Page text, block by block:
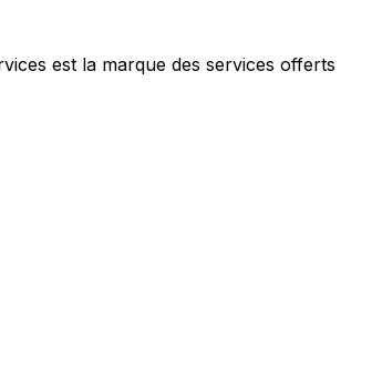
est la marque des services offerts